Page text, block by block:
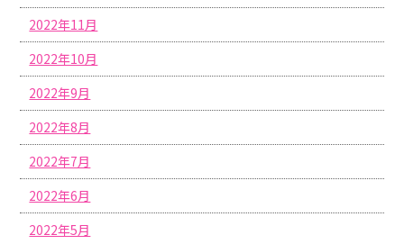
2022年11月
2022年10月
2022年9月
2022年8月
2022年7月
2022年6月
2022年5月